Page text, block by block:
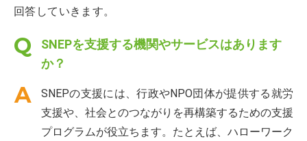
回答していきます。
SNEPを支援する機関やサービスはあります
か？
SNEPの支援には、行政やNPO団体が提供する就労
支援や、社会とのつながりを再構築するための支援
プログラムが役立ちます。たとえば、ハローワーク